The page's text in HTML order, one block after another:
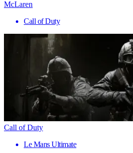
McLaren
Call of Duty
Call of Duty
Le Mans Ultimate